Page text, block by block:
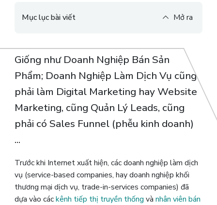
Mục lục bài viết Mở ra
Giống như Doanh Nghiệp Bán Sản
Phẩm; Doanh Nghiệp Làm Dịch Vụ cũng
phải làm Digital Marketing hay Website
Marketing, cũng Quản Lý Leads, cũng
phải có Sales Funnel (phễu kinh doanh)
...
Trước khi Internet xuất hiện, các doanh nghiệp làm dịch
vụ (service-based companies, hay doanh nghiệp khối
thương mại dịch vụ, trade-in-services companies) đã
dựa vào cáckênh tiếp thị truyền thống vànhân viên bán